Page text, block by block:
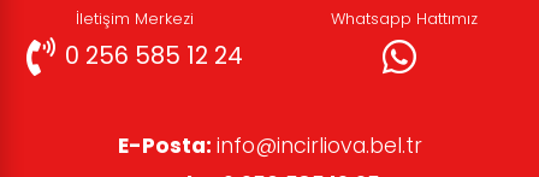
İletişim Merkezi
0 256 585 12 24
Whatsapp Hattımız
E-Posta: info@incirliova.bel.tr